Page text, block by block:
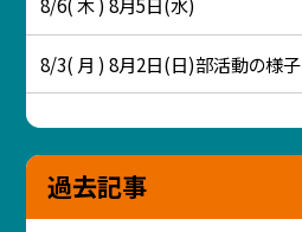
8/3( 月 ) 8月2日(日)部活動の様子
過去記事